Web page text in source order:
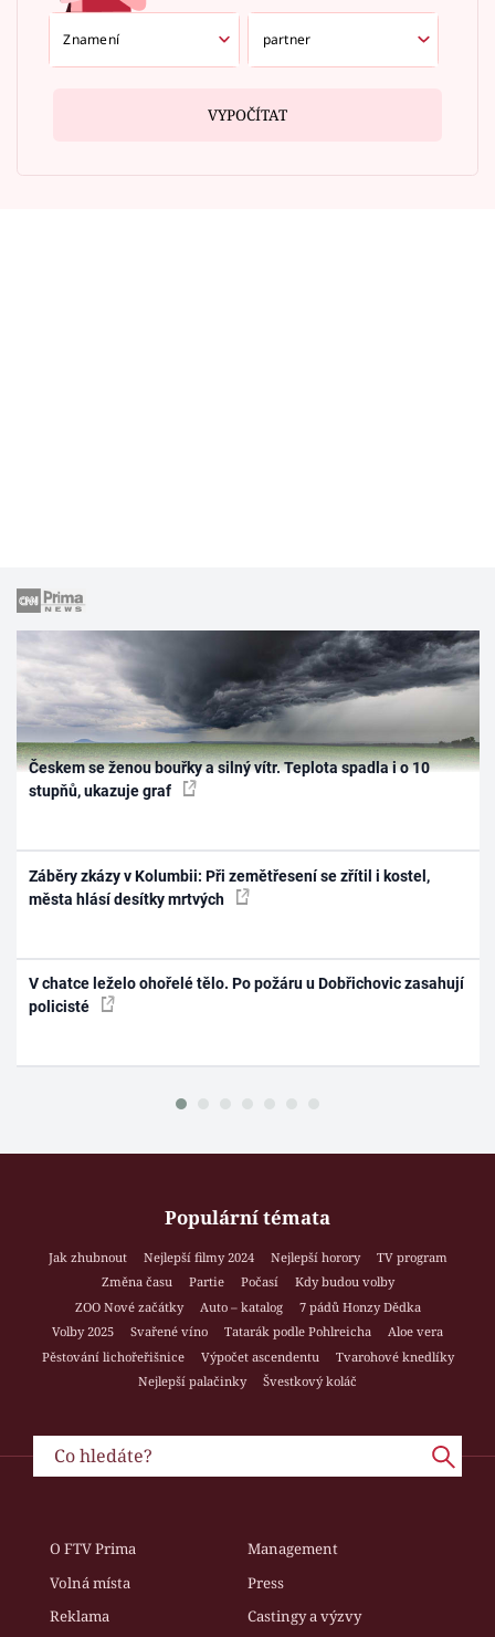
VYPOČÍTAT
Českem se ženou bouřky a silný vítr. Teplota spadla i o 10
stupňů, ukazuje graf
Záběry zkázy v Kolumbii: Při zemětřesení se zřítil i kostel,
města hlásí desítky mrtvých
V chatce leželo ohořelé tělo. Po požáru u Dobřichovic zasahují
policisté
Populární témata
Jak zhubnout Nejlepší filmy 2024 Nejlepší horory
TV program
Změna času
Partie Počasí
Kdy budou volby
ZOO Nové začátky
Auto – katalog
7 pádů Honzy Dědka
Volby 2025
Svařené víno Tatarák podle Pohlreicha
Aloe vera
Pěstování lichořeřišnice
Výpočet ascendentu
Tvarohové knedlíky
Nejlepší palačinky
Švestkový koláč
O FTV Prima
Management
Volná místa
Press
Reklama
Castingy a výzvy